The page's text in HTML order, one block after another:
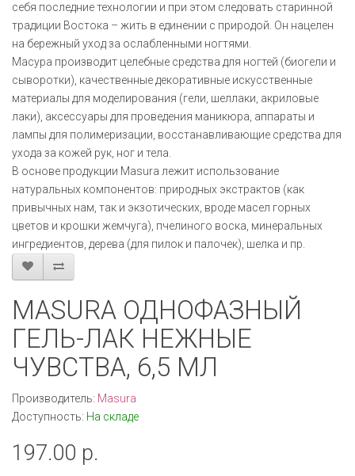
себя последние технологии и при этом следовать старинной
традиции Востока – жить в единении с природой. Он нацелен
на бережный уход за ослабленными ногтями.
Масура производит целебные средства для ногтей (биогели и
сыворотки), качественные декоративные искусственные
материалы для моделирования (гели, шеллаки, акриловые
лаки), аксессуары для проведения маникюра, аппараты и
лампы для полимеризации, восстанавливающие средства для
ухода за кожей рук, ног и тела.
В основе продукции Masura лежит использование
натуральных компонентов: природных экстрактов (как
привычных нам, так и экзотических, вроде масел горных
цветов и крошки жемчуга), пчелиного воска, минеральных
ингредиентов, дерева (для пилок и палочек), шелка и пр.
MASURA ОДНОФАЗНЫЙ
ГЕЛЬ-ЛАК НЕЖНЫЕ
ЧУВСТВА, 6,5 МЛ
Производитель: Masura
Доступность: На складе
197.00 р.